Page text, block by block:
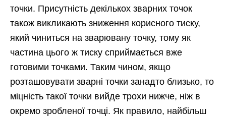
точки. Присутність декількох зварних точок
також викликають зниження корисного тиску,
який чиниться на зварювану точку, тому як
частина цього ж тиску сприймається вже
готовими точками. Таким чином, якщо
розташовувати зварні точки занадто близько, то
міцність такої точки вийде трохи нижче, ніж в
окремо зробленої точці. Як правило, найбільш